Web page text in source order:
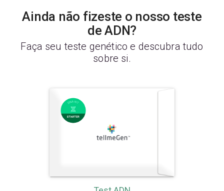
Ainda não fizeste o nosso teste
de ADN?
Faça seu teste genético e descubra tudo
sobre si.